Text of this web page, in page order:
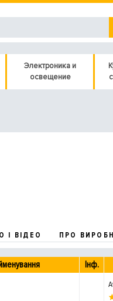
Электроника и
освещение
І ВІДЕО ПРО
Інф.